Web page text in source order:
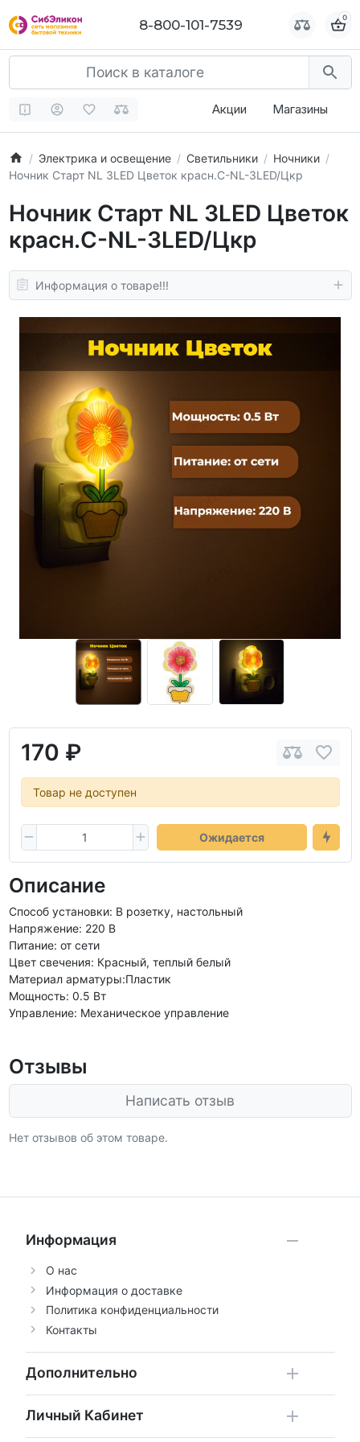
8-800-101-7539 0
Акции Магазины
Электрика и освещение Светильники
Ночники
Ночник Старт NL 3LED Цветок красн.C-NL-3LED/Цкр
Ночник Старт NL 3LED Цветок
красн.C-NL-3LED/Цкр
Информация о товаре!!!
170 ₽
Товар не доступен
Ожидается
Описание
Способ установки: В розетку, настольный
Напряжение: 220 В
Питание: от сети
Цвет свечения: Красный, теплый белый
Материал арматуры:Пластик
Мощность: 0.5 Вт
Управление: Механическое управление
Отзывы
Написать отзыв
Нет отзывов об этом товаре.
Информация
О нас
Информация о доставке
Политика конфиденциальности
Контакты
Дополнительно
Личный Кабинет
8-800-101-7539 0